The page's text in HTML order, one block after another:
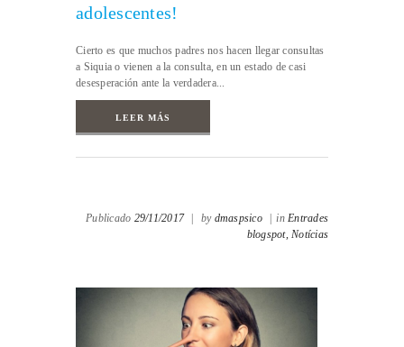
adolescentes!
Cierto es que muchos padres nos hacen llegar consultas
a Siquia o vienen a la consulta, en un estado de casi
desesperación ante la verdadera...
LEER MÁS
Publicado 29/11/2017 | by dmaspsico | in Entrades
blogspot, Notícias